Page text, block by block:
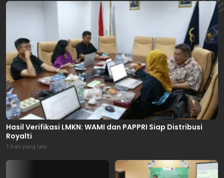
Hasil Verifikasi LMKN: WAMI dan PAPPRI Siap Distribusi
Royalti
1 hari yang lalu